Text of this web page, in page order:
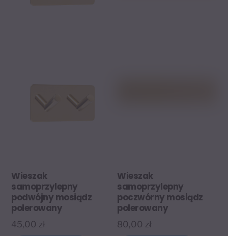
Wieszak
samoprzylepny
podwójny mosiądz
polerowany
45,00 zł
Wieszak
samoprzylepny
poczwórny mosiądz
polerowany
80,00 zł